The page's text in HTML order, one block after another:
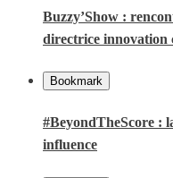
Buzzy’Show :
directrice innovation
Bookmark
#BeyondTheScore :
influence